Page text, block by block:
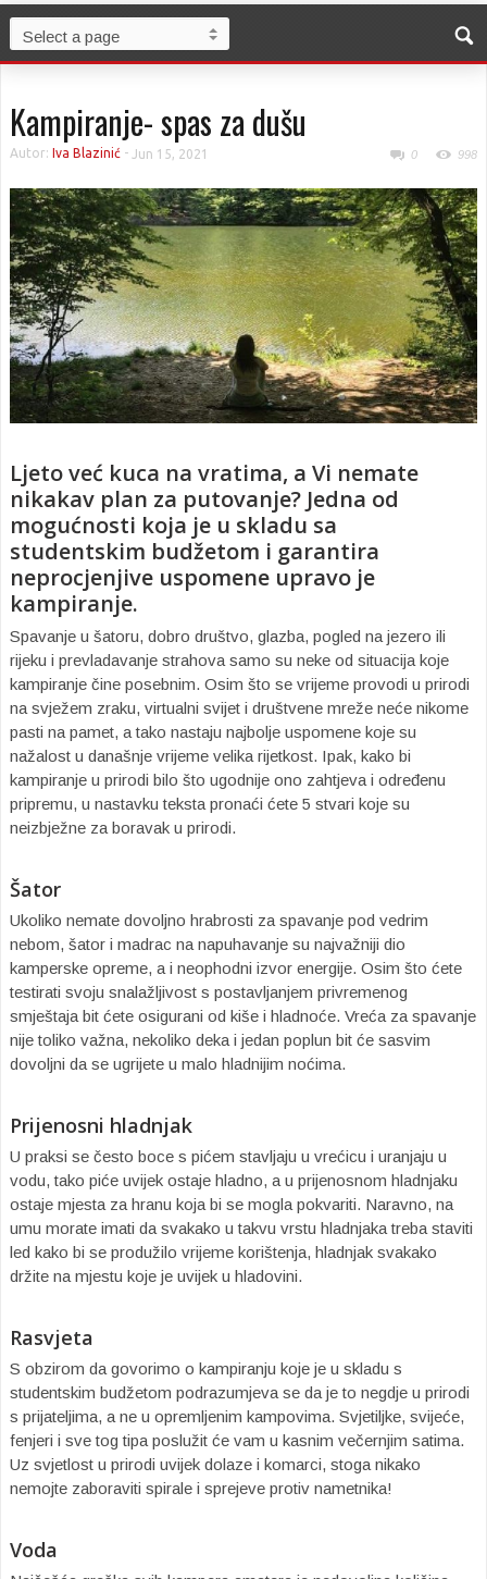
Kampiranje- spas za dušu
Autor: Iva Blazinić - Jun 15, 2021 0 998
Ljeto već kuca na vratima, a Vi nemate
nikakav plan za putovanje? Jedna od
mogućnosti koja je u skladu sa
studentskim budžetom i garantira
neprocjenjive uspomene upravo je
kampiranje.
Spavanje u šatoru, dobro društvo, glazba, pogled na jezero ili
rijeku i prevladavanje strahova samo su neke od situacija koje
kampiranje čine posebnim. Osim što se vrijeme provodi u prirodi
na svježem zraku, virtualni svijet i društvene mreže neće nikome
pasti na pamet, a tako nastaju najbolje uspomene koje su
nažalost u današnje vrijeme velika rijetkost. Ipak, kako bi
kampiranje u prirodi bilo što ugodnije ono zahtjeva i određenu
pripremu, u nastavku teksta pronaći ćete 5 stvari koje su
neizbježne za boravak u prirodi.
Šator
Ukoliko nemate dovoljno hrabrosti za spavanje pod vedrim
nebom, šator i madrac na napuhavanje su najvažniji dio
kamperske opreme, a i neophodni izvor energije. Osim što ćete
testirati svoju snalažljivost s postavljanjem privremenog
smještaja bit ćete osigurani od kiše i hladnoće. Vreća za spavanje
nije toliko važna, nekoliko deka i jedan poplun bit će sasvim
dovoljni da se ugrijete u malo hladnijim noćima.
Prijenosni hladnjak
U praksi se često boce s pićem stavljaju u vrećicu i uranjaju u
vodu, tako piće uvijek ostaje hladno, a u prijenosnom hladnjaku
ostaje mjesta za hranu koja bi se mogla pokvariti. Naravno, na
umu morate imati da svakako u takvu vrstu hladnjaka treba staviti
led kako bi se produžilo vrijeme korištenja, hladnjak svakako
držite na mjestu koje je uvijek u hladovini.
Rasvjeta
S obzirom da govorimo o kampiranju koje je u skladu s
studentskim budžetom podrazumjeva se da je to negdje u prirodi
s prijateljima, a ne u opremljenim kampovima. Svjetiljke, svijeće,
fenjeri i sve tog tipa poslužit će vam u kasnim večernjim satima.
Uz svjetlost u prirodi uvijek dolaze i komarci, stoga nikako
nemojte zaboraviti spirale i sprejeve protiv nametnika!
Voda